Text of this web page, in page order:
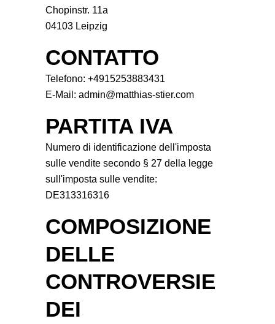
Chopinstr. 11a
04103 Leipzig
CONTATTO
Telefono: +4915253883431
E-Mail: admin@matthias-stier.com
PARTITA IVA
Numero di identificazione dell'imposta
sulle vendite secondo § 27 della legge
sull'imposta sulle vendite:
DE313316316
COMPOSIZIONE
DELLE
CONTROVERSIE
DEI